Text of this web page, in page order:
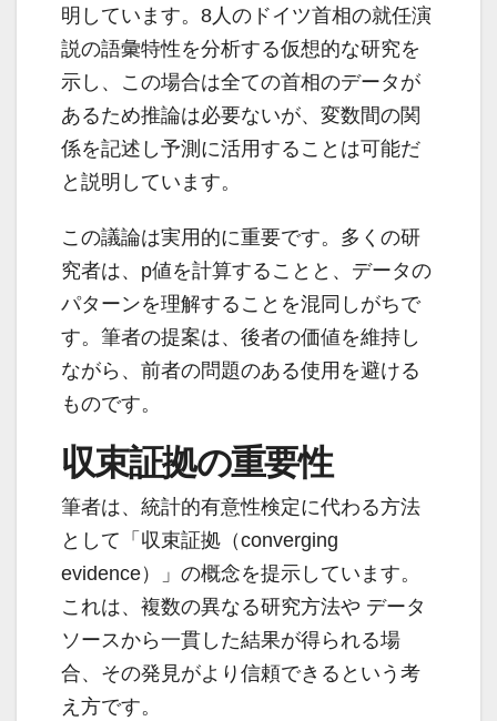
明しています。8人のドイツ首相の就任演
説の語彙特性を分析する仮想的な研究を
示し、この場合は全ての首相のデータが
あるため推論は必要ないが、変数間の関
係を記述し予測に活用することは可能だ
と説明しています。
この議論は実用的に重要です。多くの研
究者は、p値を計算することと、データの
パターンを理解することを混同しがちで
す。筆者の提案は、後者の価値を維持し
ながら、前者の問題のある使用を避ける
ものです。
収束証拠の重要性
筆者は、統計的有意性検定に代わる方法
として「収束証拠（converging
evidence）」の概念を提示しています。
これは、複数の異なる研究方法や データ
ソースから一貫した結果が得られる場
合、その発見がより信頼できるという考
え方です。